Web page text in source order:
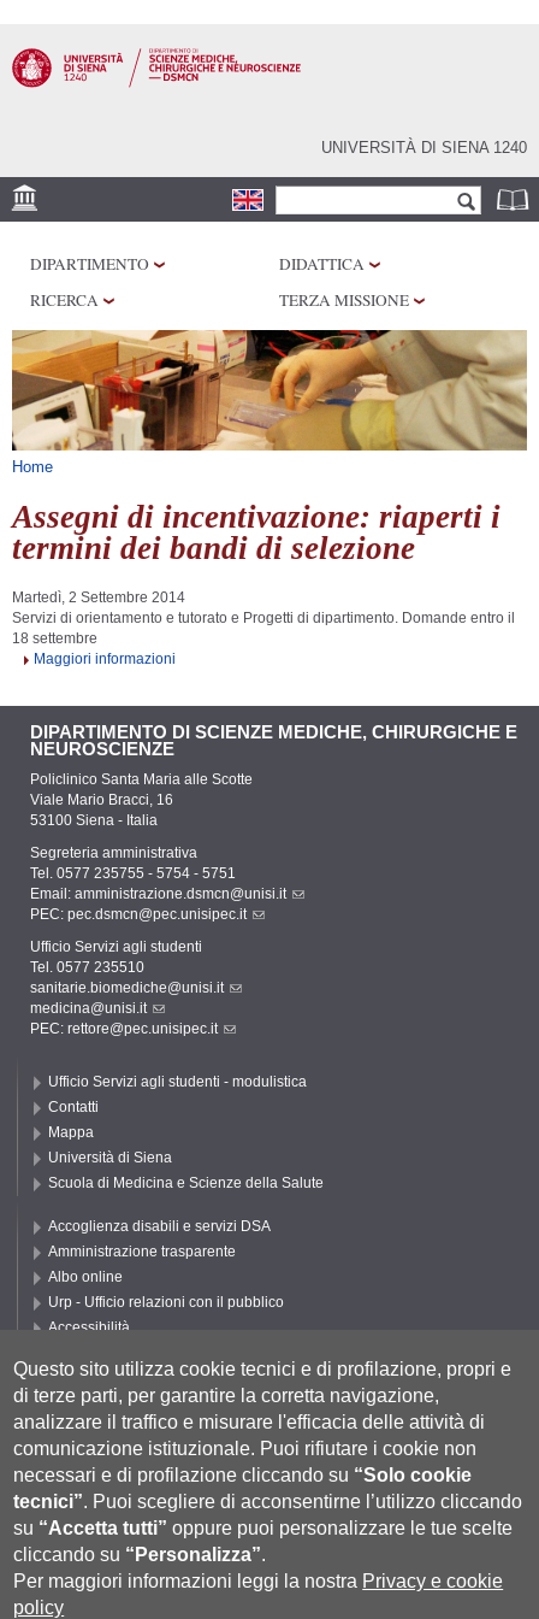
contenuto
principale
UNIVERSITÀ DI SIENA 1240
Form di ricerca
CENTRI DI RICERCA
LABORATORI
BIBLIOTECHE
SERVIZI
DIPARTIMENTO
DIDATTICA
RICERCA
TERZA MISSIONE
Tu sei qui
Home
Assegni di incentivazione: riaperti i
termini dei bandi di selezione
Martedì, 2 Settembre 2014
Servizi di orientamento e tutorato e Progetti di dipartimento. Domande entro il
18 settembre
Maggiori informazioni
DIPARTIMENTO DI SCIENZE MEDICHE, CHIRURGICHE E
NEUROSCIENZE
Policlinico Santa Maria alle Scotte
Viale Mario Bracci, 16
53100 Siena - Italia
Segreteria amministrativa
Tel. 0577 235755 - 5754 - 5751
Email: amministrazione.dsmcn@unisi.it
PEC: pec.dsmcn@pec.unisipec.it
Ufficio Servizi agli studenti
Tel. 0577 235510
sanitarie.biomediche@unisi.it
medicina@unisi.it
PEC: rettore@pec.unisipec.it
Ufficio Servizi agli studenti - modulistica
Contatti
Mappa
Università di Siena
Scuola di Medicina e Scienze della Salute
Accoglienza disabili e servizi DSA
Amministrazione trasparente
Albo online
Urp - Ufficio relazioni con il pubblico
Accessibilità
Cookie settings
Segui UNISI
Questo sito utilizza cookie tecnici e di profilazione, propri e
di terze parti, per garantire la corretta navigazione,
analizzare il traffico e misurare l'efficacia delle attività di
comunicazione istituzionale. Puoi rifiutare i cookie non
necessari e di profilazione cliccando su “Solo cookie
tecnici”. Puoi scegliere di acconsentirne l’utilizzo cliccando
su “Accetta tutti” oppure puoi personalizzare le tue scelte
cliccando su “Personalizza”.
Per maggiori informazioni leggi la nostra Privacy e cookie
policy